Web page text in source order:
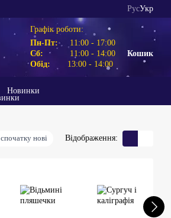
РусУкр
Графік роботи:
Пн-Пт:
11:00 - 17:00
Сб:
11:00 - 14:00
Обід:
13:00 - 14:00
Кошик
Новинки
спочатку нові Відображення: